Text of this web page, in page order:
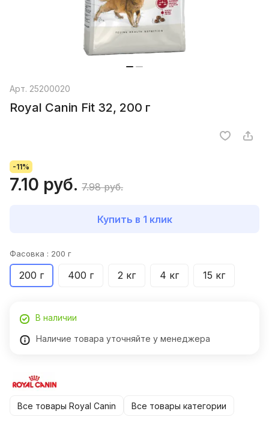
Арт. 25200020
Royal Canin Fit 32, 200 г
-11%
7.10 руб. 7.98 руб.
Купить в 1 клик
Фасовка : 200 г
200 г 400 г 2 кг 4 кг 15 кг
В наличии
Наличие товара уточняйте у менеджера
Все товары Royal Canin Все товары категории